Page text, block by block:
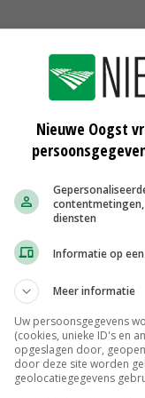
en broed-
gebruikt
Daarnaast
eenden of te
Nieuwe Oogst
diensten
Informatie op
Meer informatie
Uw persoonsgegevens
(cookies, unieke ID's en
opgeslagen door,
door deze site worden
geolocatiegegevens